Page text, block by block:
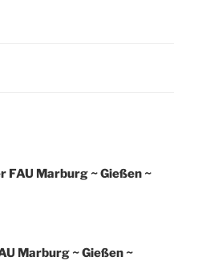
FAU Marburg ~ Gießen ~
Marburg ~ Gießen ~